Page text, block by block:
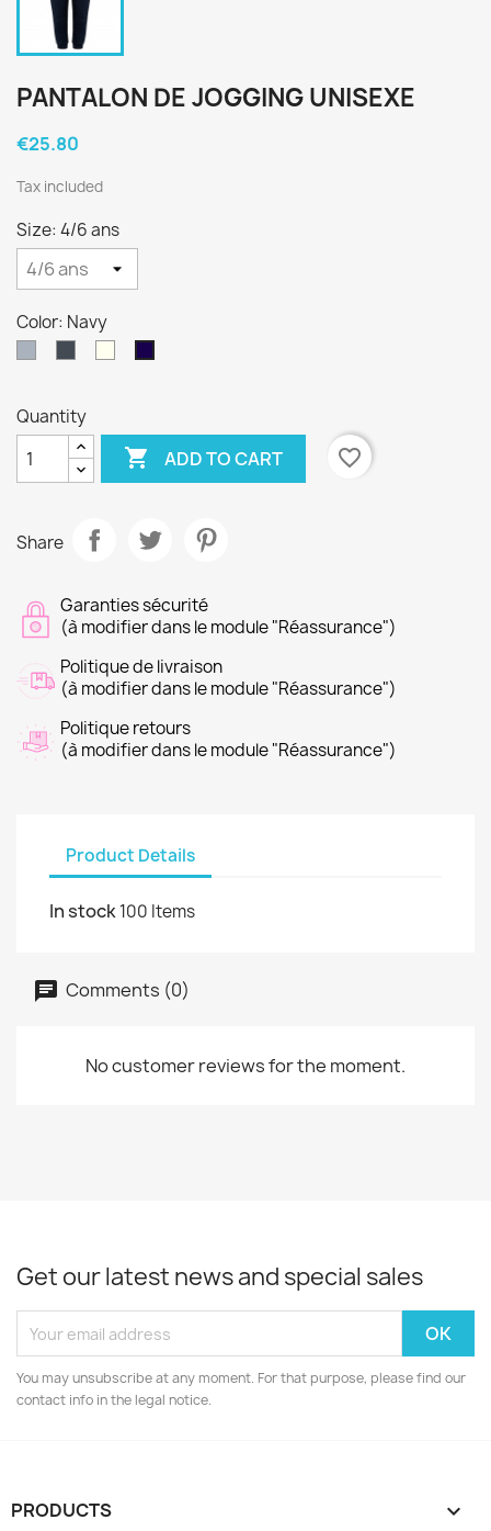
PANTALON DE JOGGING UNISEXE
€25.80
Tax included
Size: 4/6 ans
Color: Navy
Quantity
 ADD TO CART favorite_border
Share
Garanties sécurité
(à modifier dans le module "Réassurance")
Politique de livraison
(à modifier dans le module "Réassurance")
Politique retours
(à modifier dans le module "Réassurance")
Product Details
In stock100 Items
Comments (0)
No customer reviews for the moment.
Get our latest news and special sales
You may unsubscribe at any moment. For that purpose, please find our
contact info in the legal notice.
PRODUCTS 